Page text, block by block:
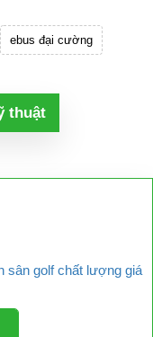
ebus đại cường
thuật
sân golf chất lượng giá
tô điện để tăng tuổi thọ